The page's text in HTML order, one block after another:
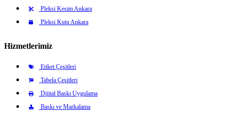
Pleksi Kesim Ankara
Pleksi Kutu Ankara
Hizmetlerimiz
Etiket Çeşitleri
Tabela Çeşitleri
Dijital Baskı Uygulama
Baskı ve Markalama